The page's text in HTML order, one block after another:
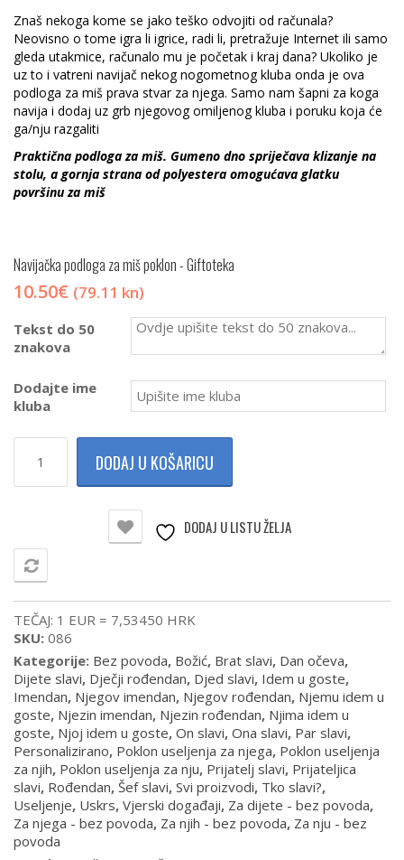
Znaš nekoga kome se jako teško odvojiti od računala?
Neovisno o tome igra li igrice, radi li, pretražuje Internet ili samo
gleda utakmice, računalo mu je početak i kraj dana? Ukoliko je
uz to i vatreni navijač nekog nogometnog kluba onda je ova
podloga za miš prava stvar za njega. Samo nam šapni za koga
navija i dodaj uz grb njegovog omiljenog kluba i poruku koja će
ga/nju razgaliti
Praktična podloga za miš. Gumeno dno spriječava klizanje na
stolu, a gornja strana od polyestera omogućava glatku
površinu za miš
Navijačka podloga za mišpoklon - Giftoteka
10.50€ (79.11 kn)
Tekst do 50
znakova
Dodajte ime
kluba
Navijačka
podloga
DODAJ U KOŠARICU
DODAJ U LISTU ŽELJA
TEČAJ: 1 EUR = 7,53450 HRK
SKU: 086
Kategorije: Bez povoda, Božić, Brat slavi, Dan očeva,
Dijete slavi, Dječji rođendan, Djed slavi, Idem u goste,
Imendan, Njegov imendan, Njegov rođendan, Njemu idem u
goste, Njezin imendan, Njezin rođendan, Njima idem u
goste, Njoj idem u goste, On slavi, Ona slavi, Par slavi,
Personalizirano, Poklon useljenja za njega, Poklon useljenja
za njih, Poklon useljenja za nju, Prijatelj slavi, Prijateljica
slavi, Rođendan, Šef slavi, Svi proizvodi, Tko slavi?,
Useljenje, Uskrs, Vjerski događaji, Za dijete - bez povoda,
Za njega - bez povoda, Za njih - bez povoda, Za nju - bez
povoda